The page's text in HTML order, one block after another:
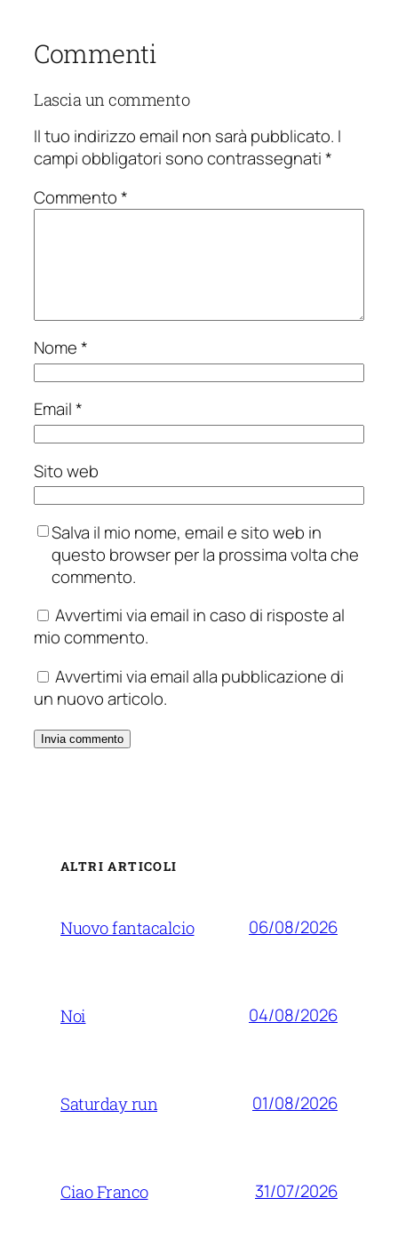
Commenti
Lascia un commento
Il tuo indirizzo email non sarà pubblicato. I
campi obbligatori sono contrassegnati*
Commento*
Nome*
Email*
Sito web
Salva il mio nome, email e sito web in
questo browser per la prossima volta che
commento.
Avvertimi via email in caso di risposte al
mio commento.
Avvertimi via email alla pubblicazione di
un nuovo articolo.
ALTRI ARTICOLI
Nuovo fantacalcio 06/08/2026
Noi 04/08/2026
Saturday run 01/08/2026
Ciao Franco 31/07/2026